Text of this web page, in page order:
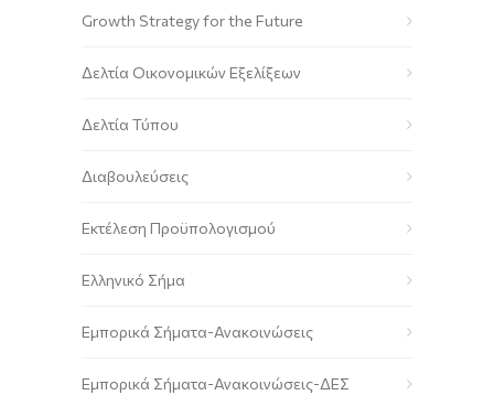
Growth Strategy for the Future
Δελτία Οικονομικών Εξελίξεων
Δελτία Τύπου
Διαβουλεύσεις
Εκτέλεση Προϋπολογισμού
Ελληνικό Σήμα
Εμπορικά Σήματα-Ανακοινώσεις
Εμπορικά Σήματα-Ανακοινώσεις-ΔΕΣ